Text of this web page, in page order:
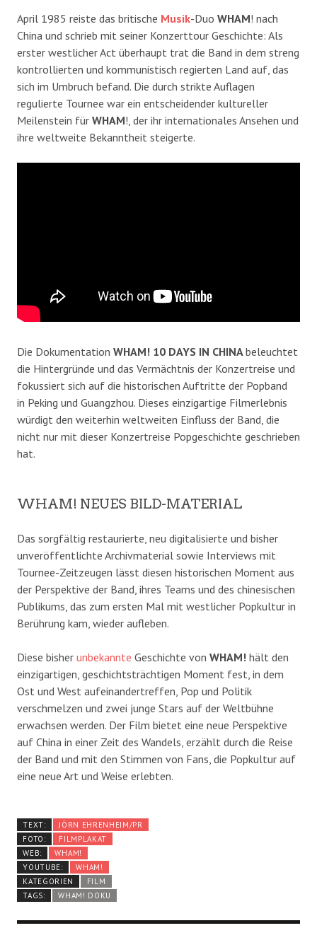
April 1985 reiste das britische Musik-Duo WHAM! nach
China und schrieb mit seiner Konzerttour Geschichte: Als
erster westlicher Act überhaupt trat die Band in dem streng
kontrollierten und kommunistisch regierten Land auf, das
sich im Umbruch befand. Die durch strikte Auflagen
regulierte Tournee war ein entscheidender kultureller
Meilenstein für WHAM!, der ihr internationales Ansehen und
ihre weltweite Bekanntheit steigerte.
Die Dokumentation WHAM! 10 DAYS IN CHINAbeleuchtet
die Hintergründe und das Vermächtnis der Konzertreise und
fokussiert sich auf die historischen Auftritte der Popband
in Peking und Guangzhou. Dieses einzigartige Filmerlebnis
würdigt den weiterhin weltweiten Einfluss der Band, die
nicht nur mit dieser Konzertreise Popgeschichte geschrieben
hat.
WHAM! NEUES BILD-MATERIAL
Das sorgfältig restaurierte, neu digitalisierte und bisher
unveröffentlichte Archivmaterial sowie Interviews mit
Tournee-Zeitzeugen lässt diesen historischen Moment aus
der Perspektive der Band, ihres Teams und des chinesischen
Publikums, das zum ersten Mal mit westlicher Popkultur in
Berührung kam, wieder aufleben.
Diese bisher unbekannte Geschichte von WHAM! hält den
einzigartigen, geschichtsträchtigen Moment fest, in dem
Ost und West aufeinandertreffen, Pop und Politik
verschmelzen und zwei junge Stars auf der Weltbühne
erwachsen werden. Der Film bietet eine neue Perspektive
auf China in einer Zeit des Wandels, erzählt durch die Reise
der Band und mit den Stimmen von Fans, die Popkultur auf
eine neue Art und Weise erlebten.
TEXT:
JÖRN EHRENHEIM/PR
FOTO:
FILMPLAKAT
WEB:
WHAM!
YOUTUBE:
WHAM!
KATEGORIEN
FILM
TAGS:
WHAM! DOKU